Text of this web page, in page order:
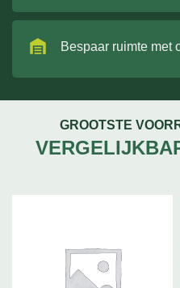
Bespaar ruimte met
GROOTSTE